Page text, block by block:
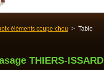
éléments coupe-chou > Table
THIERS-ISSARD